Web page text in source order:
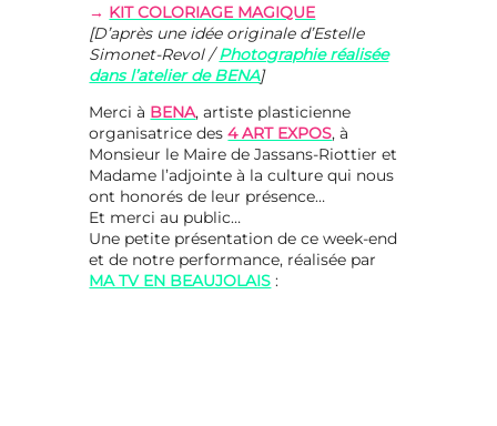
→ KIT COLORIAGE MAGIQUE
[D’après une idée originale d’Estelle
Simonet-Revol /Photographie réalisée
dans l’atelier de BENA]
Merci à BENA, artiste plasticienne
organisatrice des4 ART EXPOS, à
Monsieur le Maire de Jassans-Riottier et
Madame l’adjointe à la culture qui nous
ont honorés de leur présence…
Et merci au public…
Une petite présentation de ce week-end
et de notre performance, réalisée par
MA TV EN BEAUJOLAIS :